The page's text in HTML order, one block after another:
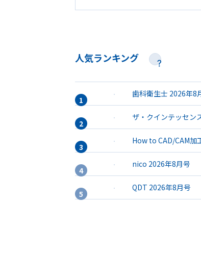
人気ランキング
歯科衛生士 2026年8
ザ・クインテッセン
How to CAD/CAM加
nico 2026年8月号
QDT 2026年8月号